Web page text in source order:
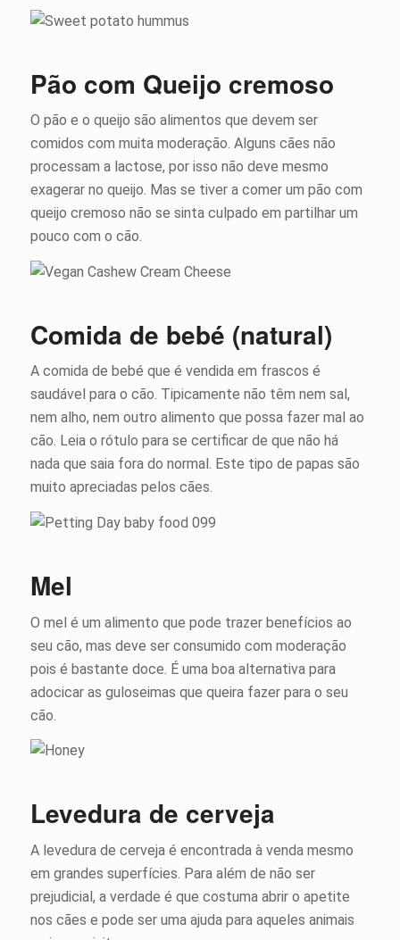
Pão com Queijo cremoso
O pão e o queijo são alimentos que devem ser
comidos com muita moderação. Alguns cães não
processam a lactose, por isso não deve mesmo
exagerar no queijo. Mas se tiver a comer um pão com
queijo cremoso não se sinta culpado em partilhar um
pouco com o cão.
Comida de bebé (natural)
A comida de bebé que é vendida em frascos é
saudável para o cão. Tipicamente não têm nem sal,
nem alho, nem outro alimento que possa fazer mal ao
cão. Leia o rótulo para se certificar de que não há
nada que saia fora do normal. Este tipo de papas são
muito apreciadas pelos cães.
Mel
O mel é um alimento que pode trazer benefícios ao
seu cão, mas deve ser consumido com moderação
pois é bastante doce. É uma boa alternativa para
adocicar as guloseimas que queira fazer para o seu
cão.
Levedura de cerveja
A levedura de cerveja é encontrada à venda mesmo
em grandes superfícies. Para além de não ser
prejudicial, a verdade é que costuma abrir o apetite
nos cães e pode ser uma ajuda para aqueles animais